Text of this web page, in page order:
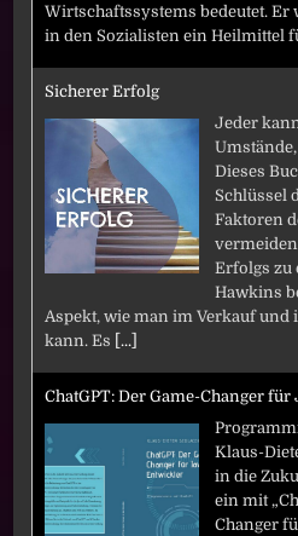
Wirtschaftssystems bedeutet. Er
in den Sozialisten ein Heilmittel
Sicherer Erfolg
Jeder
Dieses
Schlüssel
Faktoren
Erfolgs zu
Hawkins
Aspekt, wie man im Verkauf
kann. Es [...]
ChatGPT: Der Game-Changer
Klaus-
in die
ein mit
Changer